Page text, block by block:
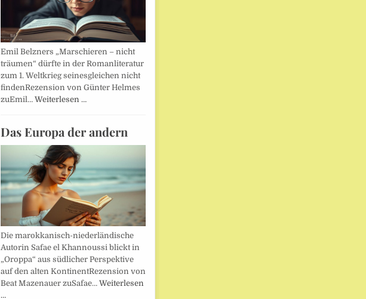
Emil Belzners „Marschieren – nicht
träumen“ dürfte in der Romanliteratur
zum 1. Weltkrieg seinesgleichen nicht
findenRezension von Günter Helmes
zuEmil… Weiterlesen …
Das Europa der andern
Die marokkanisch-niederländische
Autorin Safae el Khannoussi blickt in
„Oroppa“ aus südlicher Perspektive
auf den alten KontinentRezension von
Beat Mazenauer zuSafae… Weiterlesen
…